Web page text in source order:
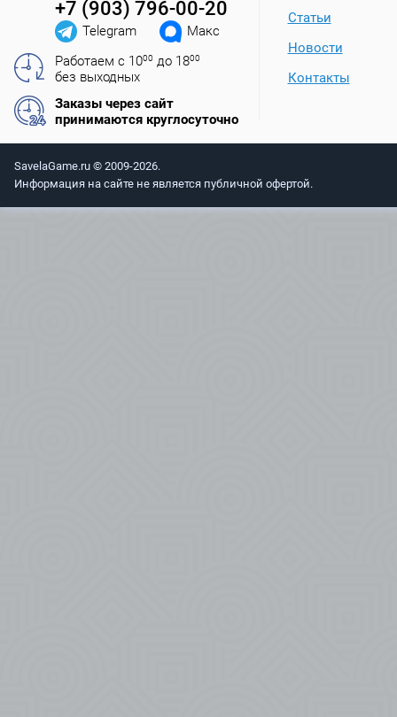
+7 (903) 796-00-20
Telegram
Макс
Работаем с 1000 до 1800
без выходных
Заказы через сайт
принимаются круглосуточно
Статьи
Новости
Контакты
SavelaGame.ru © 2009-2026.
Информация на сайте не является публичной офертой.